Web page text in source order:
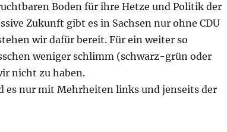
Boden für ihre Hetze und Politik der
Zukunft gibt es in Sachsen nur ohne CDU
wir dafür bereit. Für ein weiter so
weniger schlimm (schwarz-grün oder
nicht zu haben.
es nur mit Mehrheiten links und jenseits der